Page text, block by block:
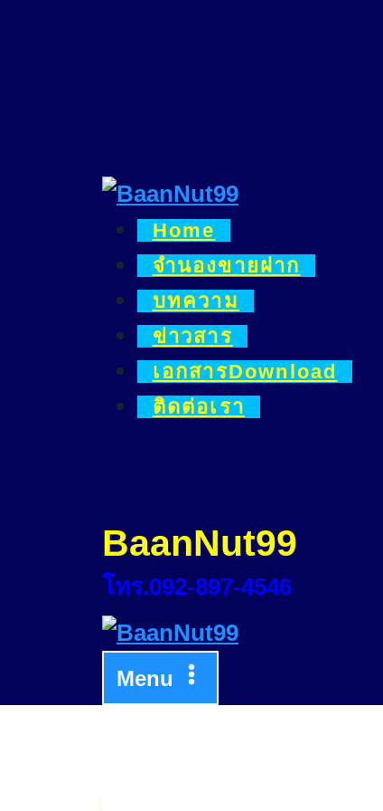
Home
จำนองขายฝาก
บทความ
ข่าวสาร
เอกสารDownload
ติดต่อเรา
BaanNut99
โทร.092-897-4546
Menu